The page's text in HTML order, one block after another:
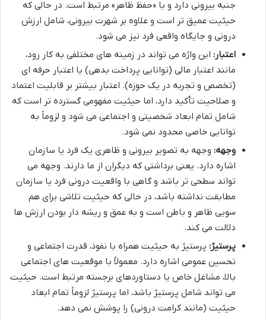
جنبه بیرونی دارد و با «حفظ ظاهر» مرتبط است. در حالی که
حیثیت عمیق تر است و علاوه بر شهرت بیرونی، شامل ارزش
درونی و جایگاه واقعی فرد نیز می شود.
اعتبار: این واژه می تواند در زمینه های مختلفی به کار رود،
مانند اعتبار مالی (توانایی پرداخت بدهی) یا اعتبار حرفه ای
(تخصص و تجربه در یک حوزه). اعتبار بیشتر بر قابلیت اعتماد
و صلاحیت تأکید دارد، اما حیثیت مفهومی گسترده تر است که
شامل تمام ابعاد شخصیتی و اجتماعی می شود و لزوماً به
توانایی خاصی محدود نمی شود.
وجهه: وجهه به تصویر بیرونی و ظاهری یک فرد یا سازمان
اشاره دارد. یعنی برداشتی که دیگران از ما دارند. وجهه می
تواند سطحی تر باشد و گاهی با واقعیت درونی فرد یا سازمان
مطابقت نداشته باشد، در حالی که حیثیت تلاشی برای هم
سویی ظاهر و باطن است و به عمق و ریشه دار بودن ارزش ها
دلالت می کند.
پرستیژ: پرستیژ به حیثیت همراه با نفوذ، قدرت اجتماعی و
تحسین عمومی اشاره دارد. معمولاً با موقعیت های اجتماعی
بالا، مشاغل خاص یا دستاوردهای برجسته مرتبط است. حیثیت
می تواند شامل پرستیژ باشد، اما پرستیژ لزوماً تمام ابعاد
حیثیت (مانند کرامت درونی) را پوشش نمی دهد.